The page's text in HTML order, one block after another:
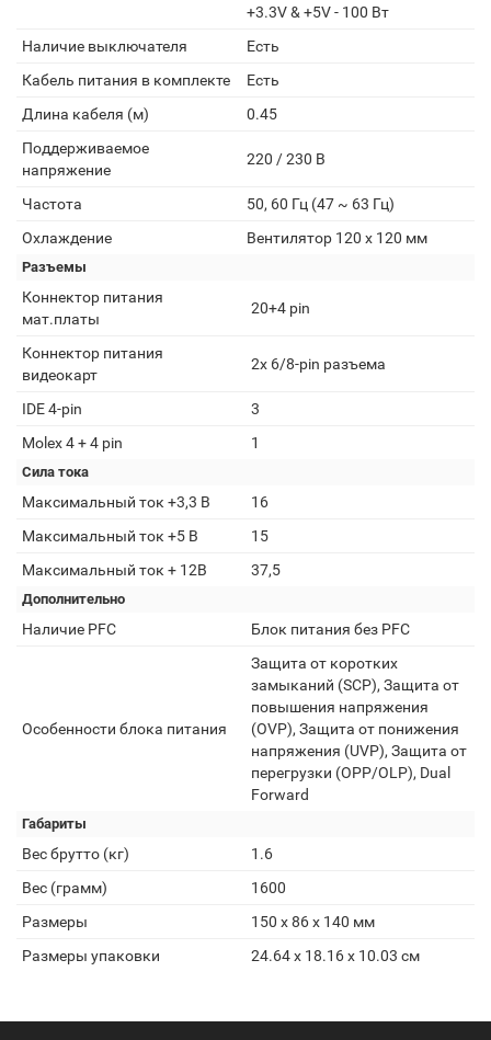
+3.3V & +5V - 100 Вт
Наличие выключателя
Есть
Кабель питания в комплекте
Есть
Длина кабеля (м)
0.45
Поддерживаемое
напряжение
220 / 230 В
Частота
50, 60 Гц (47 ~ 63 Гц)
Охлаждение
Вентилятор 120 x 120 мм
Разъемы
Коннектор питания
мат.платы
20+4 pin
Коннектор питания
видеокарт
2x 6/8-pin разъема
IDE 4-pin
3
Molex 4 + 4 pin
1
Сила тока
Максимальный ток +3,3 В
16
Максимальный ток +5 В
15
Максимальный ток + 12В
37,5
Дополнительно
Наличие PFC Блок питания без PFC
Особенности блока питания
Защита от коротких
замыканий (SCP), Защита от
повышения напряжения
(OVP), Защита от понижения
напряжения (UVP), Защита от
перегрузки (OPP/OLP), Dual
Forward
Габариты
Вес брутто (кг)
1.6
Вес (грамм)
1600
Размеры
150 x 86 x 140 мм
Размеры упаковки
24.64 x 18.16 x 10.03 см